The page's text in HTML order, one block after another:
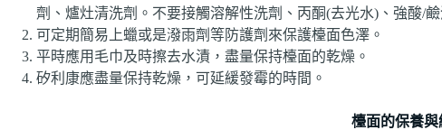
劑、爐灶清洗劑。不要接觸溶解性洗劑、丙酮(去光水)、強酸/鹼
可定期簡易上蠟或是潑雨劑等防護劑來保護檯面色澤。
平時應用毛巾及時擦去水漬，盡量保持檯面的乾燥。
矽利康應盡量保持乾燥，可延緩發霉的時間。
檯面的保養